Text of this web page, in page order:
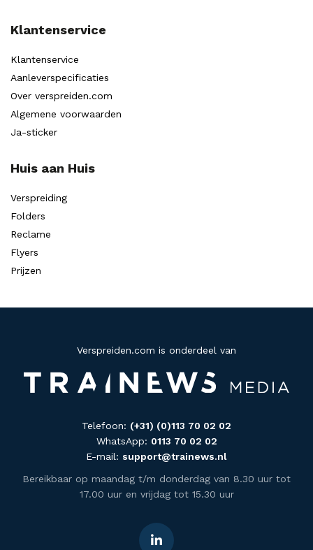
Klantenservice
Klantenservice
Aanleverspecificaties
Over verspreiden.com
Algemene voorwaarden
Ja-sticker
Huis aan Huis
Verspreiding
Folders
Reclame
Flyers
Prijzen
Verspreiden.com is onderdeel van
Telefoon: (+31) (0)113 70 02 02
WhatsApp: 0113 70 02 02
E-mail: support@trainews.nl
Bereikbaar op maandag t/m donderdag van 8.30 uur tot
17.00 uur en vrijdag tot 15.30 uur